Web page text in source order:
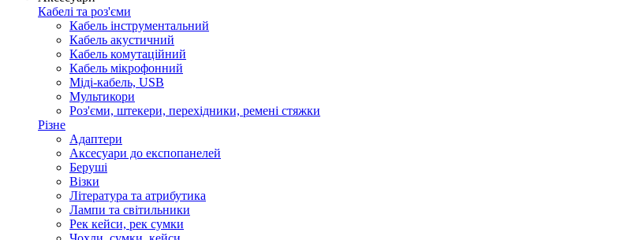
Кабелі та роз'єми
Кабель інструментальний
Кабель акустичний
Кабель комутаційний
Кабель мікрофонний
Міді-кабель, USB
Мультикори
Роз'єми, штекери, перехідники, ремені стяжки
Різне
Адаптери
Аксесуари до експопанелей
Беруші
Візки
Література та атрибутика
Лампи та світильники
Рек кейси, рек сумки